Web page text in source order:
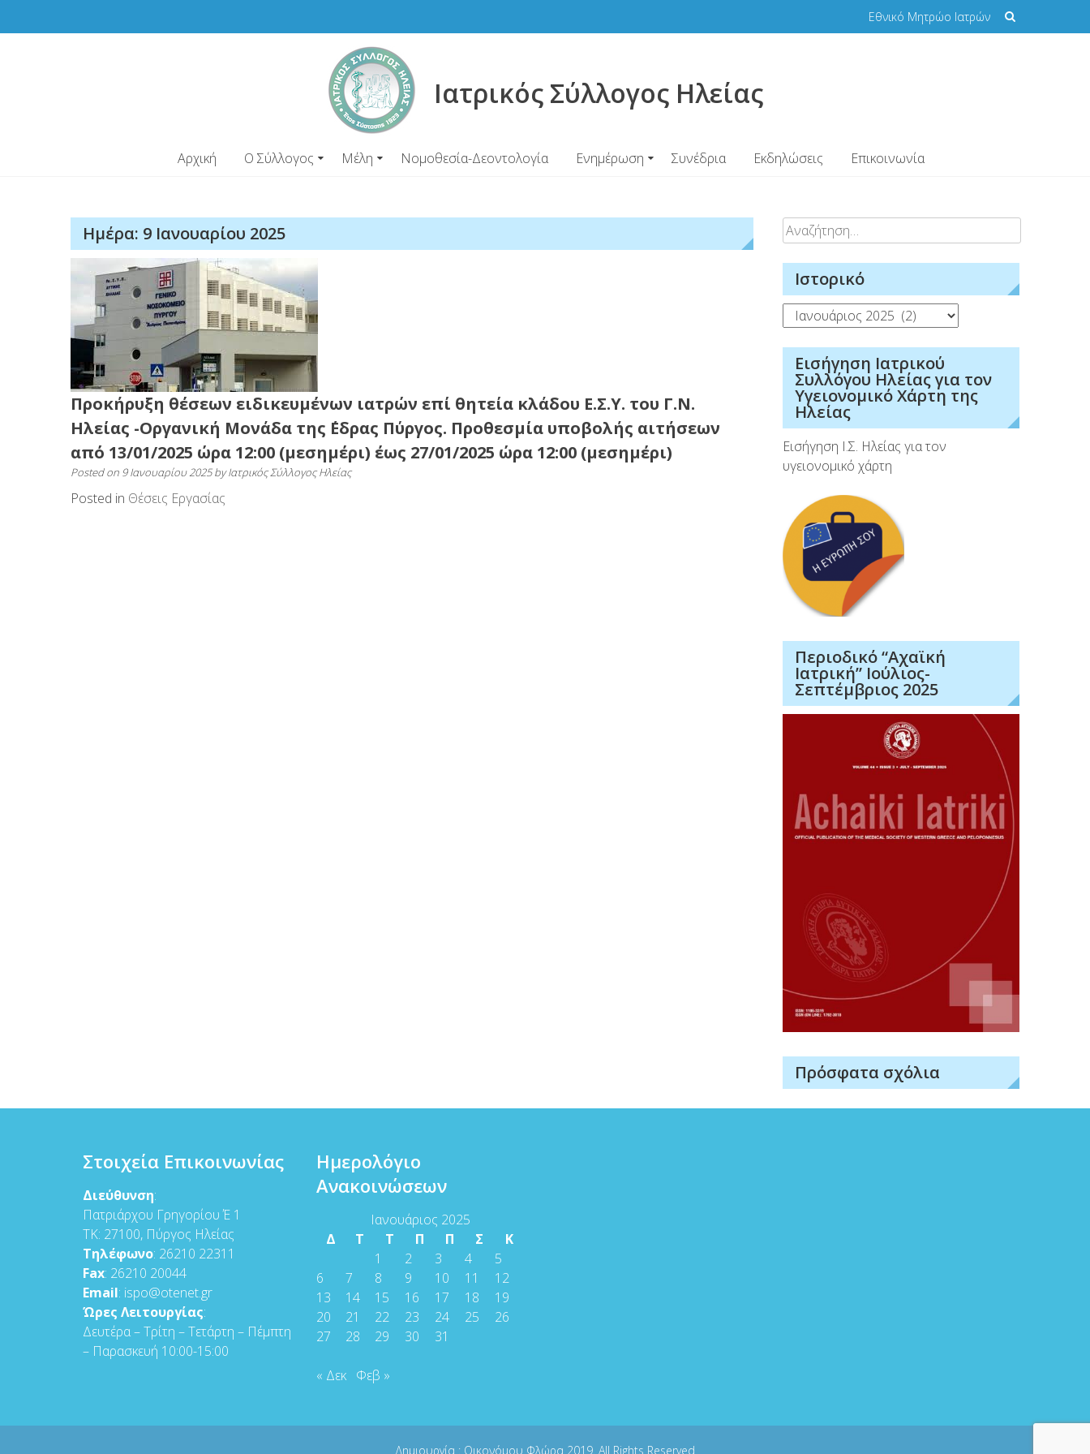
Εθνικό Μητρώο Ιατρών
Ιατρικός Σύλλογος Ηλείας
Αρχική Ο Σύλλογος Μέλη Νομοθεσία-Δεοντολογία Ενημέρωση Συνέδρια Εκδηλώσεις Επικοινωνία
Ημέρα: 9 Ιανουαρίου 2025
Προκήρυξη θέσεων ειδικευμένων ιατρών επί θητεία κλάδου Ε.Σ.Υ. του Γ.Ν.
Ηλείας -Οργανική Μονάδα της ΄Εδρας Πύργος. Προθεσμία υποβολής αιτήσεων
από 13/01/2025 ώρα 12:00 (μεσημέρι) έως 27/01/2025 ώρα 12:00 (μεσημέρι)
Posted on 9 Ιανουαρίου 2025byΙατρικός Σύλλογος Ηλείας
Posted in Θέσεις Εργασίας
Αναζήτηση
για:
Ιστορικό
Ιστορικό
Εισήγηση Ιατρικού
Συλλόγου Ηλείας για τον
Υγειονομικό Χάρτη της
Ηλείας
Εισήγηση Ι.Σ. Ηλείας για τον
υγειονομικό χάρτη
Περιοδικό “Αχαϊκή
Ιατρική” Ιούλιος-
Σεπτέμβριος 2025
Πρόσφατα σχόλια
Στοιχεία Επικοινωνίας
Διεύθυνση:
Πατριάρχου Γρηγορίου Έ 1
ΤΚ: 27100, Πύργος Ηλείας
Τηλέφωνο: 26210 22311
Fax: 26210 20044
Email: ispo@otenet.gr
Ώρες Λειτουργίας:
Δευτέρα – Τρίτη – Τετάρτη – Πέμπτη
– Παρασκευή 10:00-15:00
Ημερολόγιο
Ανακοινώσεων
Ιανουάριος 2025
Δ
Τ Τ Π Π Σ
Κ
1
2 3 4
5
6
7 8 9 10 11
12
13
14 15 16 17 18
19
20
21 22 23 24 25
26
27
28 29 30 31
« Δεκ Φεβ »
Δημιουργία : Οικονόμου Φλώρα 2019. All Rights Reserved